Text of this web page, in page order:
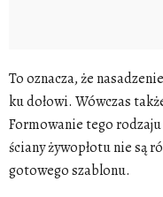
To oznacza, że
ku dołowi. Wówczas
Formowanie tego
ściany żywopłotu nie są
gotowego szablonu.